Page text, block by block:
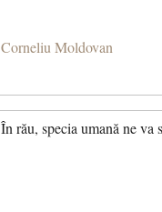
Corneliu Moldovan
În rău, specia umană ne va